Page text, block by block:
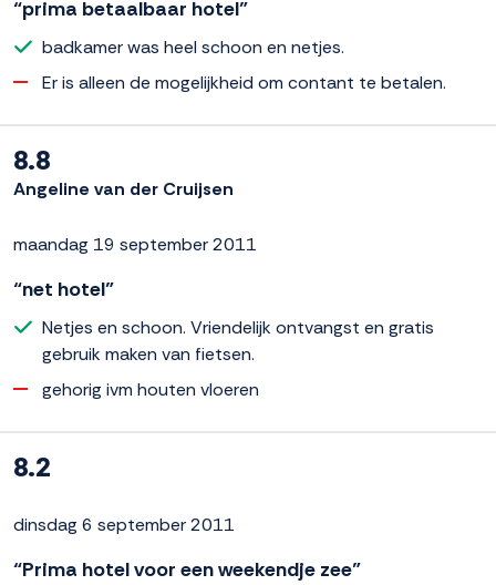
“prima betaalbaar hotel”
badkamer was heel schoon en netjes.
Er is alleen de mogelijkheid om contant te betalen.
8.8
Angeline van der Cruijsen
maandag 19 september 2011
“net hotel”
Netjes en schoon. Vriendelijk ontvangst en gratis
gebruik maken van fietsen.
gehorig ivm houten vloeren
8.2
dinsdag 6 september 2011
“Prima hotel voor een weekendje zee”